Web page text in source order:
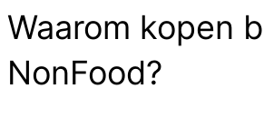
Waarom kopen
NonFood?